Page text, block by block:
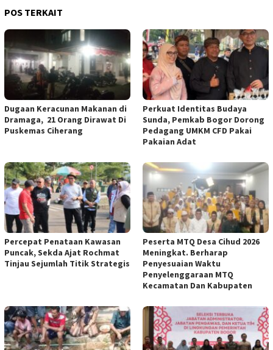
POS TERKAIT
‎Dugaan Keracunan Makanan di
Dramaga, 21 Orang Dirawat Di
Puskemas Ciherang ‎
Perkuat Identitas Budaya
Sunda, Pemkab Bogor Dorong
Pedagang UMKM CFD Pakai
Pakaian Adat ‎
‎Percepat Penataan Kawasan
Puncak, Sekda Ajat Rochmat
Tinjau Sejumlah Titik Strategis
Peserta MTQ Desa Cihud 2026
Meningkat. Berharap
Penyesuaian Waktu
Penyelenggaraan MTQ
Kecamatan Dan Kabupaten ‎